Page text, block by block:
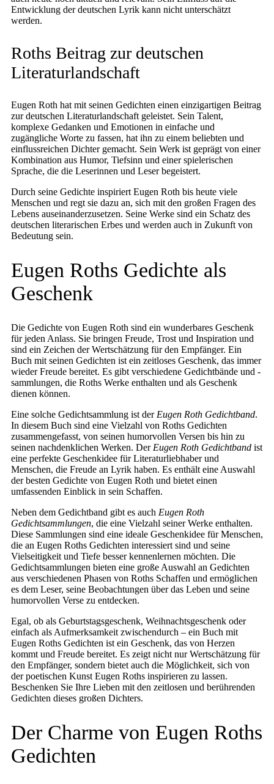
Entwicklung der deutschen Lyrik kann nicht unterschätzt
werden.
Roths Beitrag zur deutschen
Literaturlandschaft
Eugen Roth hat mit seinen Gedichten einen einzigartigen Beitrag
zur deutschen Literaturlandschaft geleistet. Sein Talent,
komplexe Gedanken und Emotionen in einfache und
zugängliche Worte zu fassen, hat ihn zu einem beliebten und
einflussreichen Dichter gemacht. Sein Werk ist geprägt von einer
Kombination aus Humor, Tiefsinn und einer spielerischen
Sprache, die die Leserinnen und Leser begeistert.
Durch seine Gedichte inspiriert Eugen Roth bis heute viele
Menschen und regt sie dazu an, sich mit den großen Fragen des
Lebens auseinanderzusetzen. Seine Werke sind ein Schatz des
deutschen literarischen Erbes und werden auch in Zukunft von
Bedeutung sein.
Eugen Roths Gedichte als
Geschenk
Die Gedichte von Eugen Roth sind ein wunderbares Geschenk
für jeden Anlass. Sie bringen Freude, Trost und Inspiration und
sind ein Zeichen der Wertschätzung für den Empfänger. Ein
Buch mit seinen Gedichten ist ein zeitloses Geschenk, das immer
wieder Freude bereitet. Es gibt verschiedene Gedichtbände und -
sammlungen, die Roths Werke enthalten und als Geschenk
dienen können.
Eine solche Gedichtsammlung ist der Eugen Roth Gedichtband.
In diesem Buch sind eine Vielzahl von Roths Gedichten
zusammengefasst, von seinen humorvollen Versen bis hin zu
seinen nachdenklichen Werken. Der Eugen Roth Gedichtband ist
eine perfekte Geschenkidee für Literaturliebhaber und
Menschen, die Freude an Lyrik haben. Es enthält eine Auswahl
der besten Gedichte von Eugen Roth und bietet einen
umfassenden Einblick in sein Schaffen.
Neben dem Gedichtband gibt es auch Eugen Roth
Gedichtsammlungen, die eine Vielzahl seiner Werke enthalten.
Diese Sammlungen sind eine ideale Geschenkidee für Menschen,
die an Eugen Roths Gedichten interessiert sind und seine
Vielseitigkeit und Tiefe besser kennenlernen möchten. Die
Gedichtsammlungen bieten eine große Auswahl an Gedichten
aus verschiedenen Phasen von Roths Schaffen und ermöglichen
es dem Leser, seine Beobachtungen über das Leben und seine
humorvollen Verse zu entdecken.
Egal, ob als Geburtstagsgeschenk, Weihnachtsgeschenk oder
einfach als Aufmerksamkeit zwischendurch – ein Buch mit
Eugen Roths Gedichten ist ein Geschenk, das von Herzen
kommt und Freude bereitet. Es zeigt nicht nur Wertschätzung für
den Empfänger, sondern bietet auch die Möglichkeit, sich von
der poetischen Kunst Eugen Roths inspirieren zu lassen.
Beschenken Sie Ihre Lieben mit den zeitlosen und berührenden
Gedichten dieses großen Dichters.
Der Charme von Eugen Roths
Gedichten